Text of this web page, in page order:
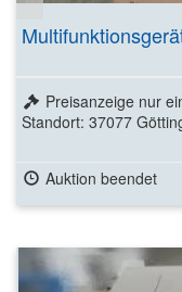
Preisanzeige nur
Standort: 37077
Auktion beendet